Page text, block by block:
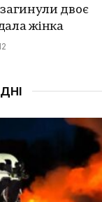
двоє
жінка